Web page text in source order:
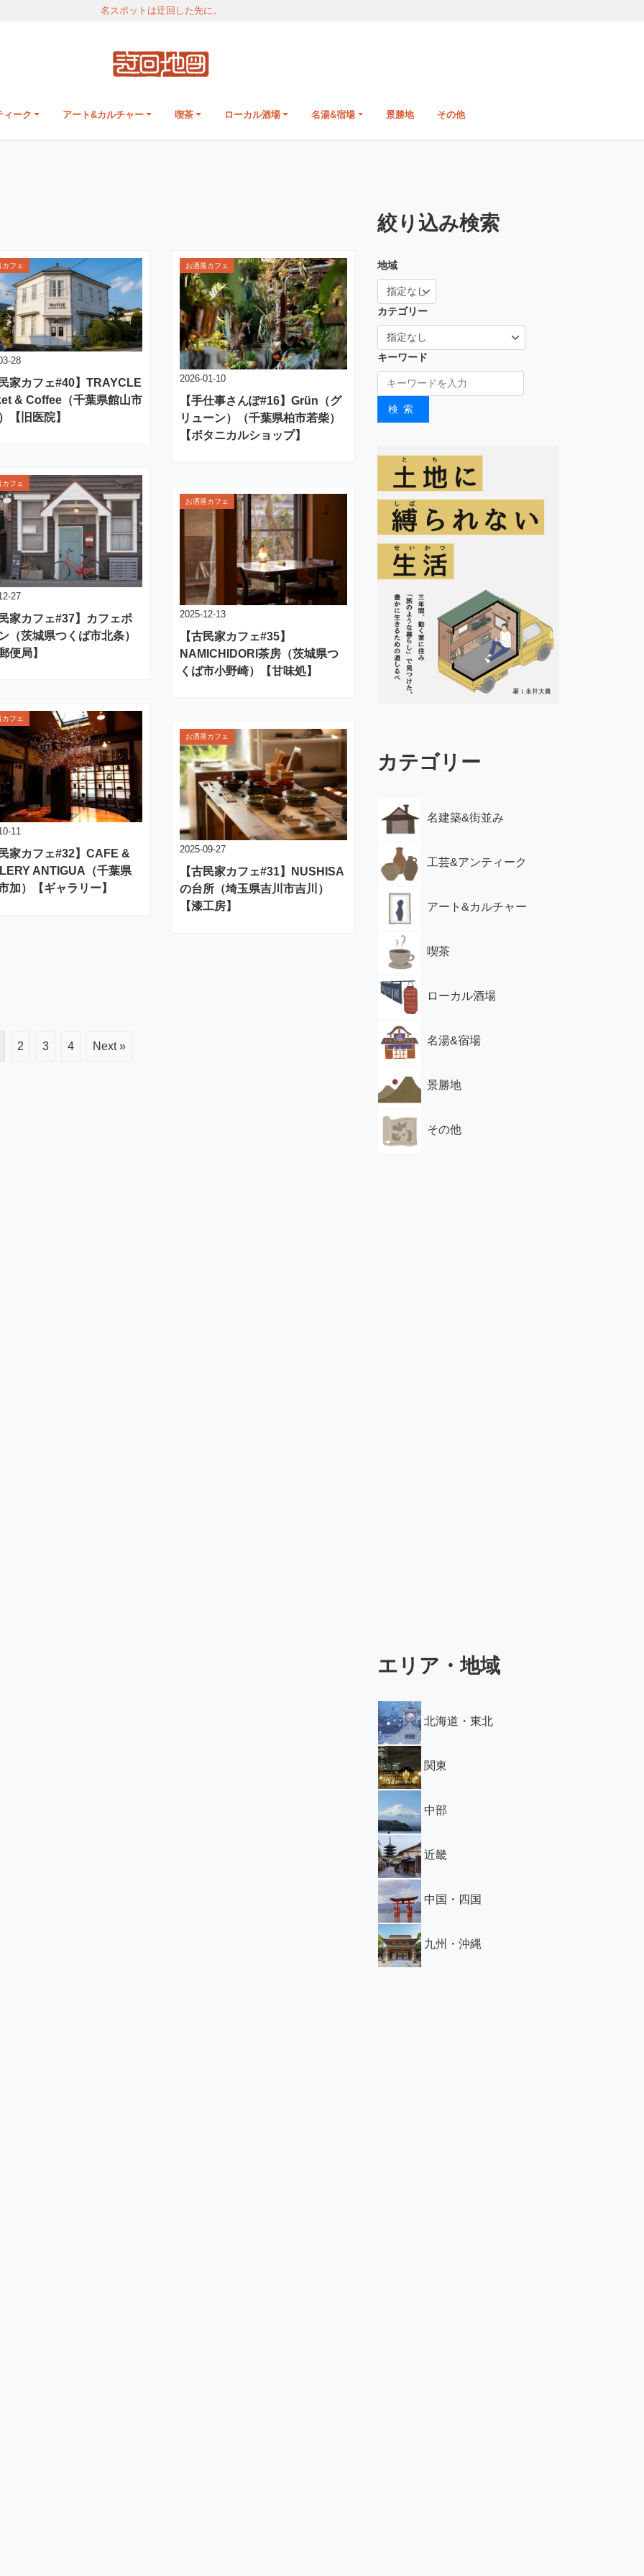
名スポットは迂回した先に。
ィーク アート&カルチャー 喫茶 ローカル酒場 名湯&宿場 景勝地 その他
28
カフェ
家カフェ#40】TRAYCLE
& Coffee（千葉県館山市
【旧医院】
2026-01-10
お洒落カフェ
【手仕事さんぽ#16】Grün（グ
リューン）（千葉県柏市若柴）
【ボタニカルショップ】
27
カフェ
家カフェ#37】カフェポ
（茨城県つくば市北条）
便局】
2025-12-13
お洒落カフェ
【古民家カフェ#35】
NAMICHIDORI茶房（茨城県つ
くば市小野崎）【甘味処】
11
カフェ
家カフェ#32】CAFE &
ANTIGUA（千葉県
加）【ギャラリー】
2025-09-27
お洒落カフェ
【古民家カフェ#31】NUSHISA
の台所（埼玉県吉川市吉川）
【漆工房】
2 3 4 Next »
絞り込み検索
地域
カテゴリー
キーワード
検索
カテゴリー
名建築&街並み
工芸&アンティーク
アート&カルチャー
喫茶
ローカル酒場
名湯&宿場
景勝地
その他
エリア・地域
北海道・東北
関東
中部
近畿
中国・四国
九州・沖縄